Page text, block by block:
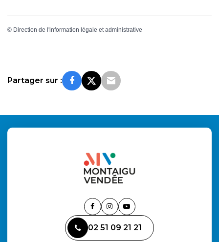
© Direction de l'information légale et administrative
Partager sur :
Lien
le
compte
Lien
le
compte
Lien
la
chaîne
02 51 09 21 21